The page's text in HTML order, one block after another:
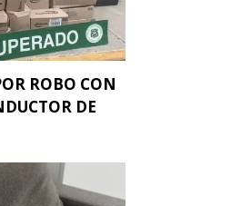
ROBO CON
DE